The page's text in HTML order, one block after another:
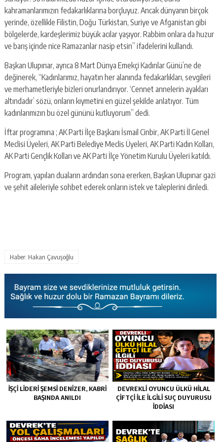
kahramanlarımızın fedakarlıklarına borçluyuz. Ancak dünyanın birçok
yerinde, özellikle Filistin, Doğu Türkistan, Suriye ve Afganistan gibi
bölgelerde, kardeşlerimiz büyük acılar yaşıyor. Rabbim onlara da huzur
ve barış içinde nice Ramazanlar nasip etsin” ifadelerini kullandı.
Başkan Ulupınar, ayrıca 8 Mart Dünya Emekçi Kadınlar Günü’ne de
değinerek, “Kadınlarımız, hayatın her alanında fedakarlıkları, sevgileri
ve merhametleriyle bizleri onurlandırıyor. ‘Cennet annelerin ayakları
altındadır’ sözü, onların kıymetini en güzel şekilde anlatıyor. Tüm
kadınlarımızın bu özel gününü kutluyorum” dedi.
İftar programına ; AK Parti İlçe Başkanı İsmail Cinbir, AK Parti İl Genel
Meclisi Üyeleri, AK Parti Belediye Meclis Üyeleri, AK Parti Kadın Kolları,
AK Parti Gençlik Kolları ve AK Parti İlçe Yönetim Kurulu Üyeleri katıldı.
Program, yapılan duaların ardından sona ererken, Başkan Ulupınar gazi
ve şehit aileleriyle sohbet ederek onların istek ve taleplerini dinledi.
Haber: Hakan Çavuşoğlu
İŞÇİ LİDERİ ŞEMSİ DENİZER, KABRİ
BAŞINDA ANILDI
DEVREKLİ OYUNCU ÜLKÜ HİLAL
ÇİFTÇİ İLE İLGİLİ SUÇ DUYURUSU
İDDİASI